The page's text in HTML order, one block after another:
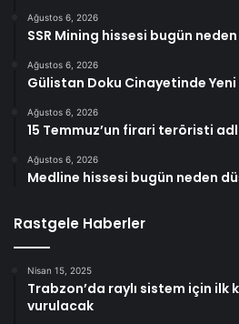
Ağustos 6, 2026
SSR Mining hissesi bugün
Ağustos 6, 2026
Gülistan Doku Cinayetinde
Ağustos 6, 2026
15 Temmuz’un firari teröristi
Ağustos 6, 2026
Medline hissesi bugün neden
Rastgele Haberler
Nisan 15, 2025
Trabzon’da raylı sistem için ilk
vurulacak